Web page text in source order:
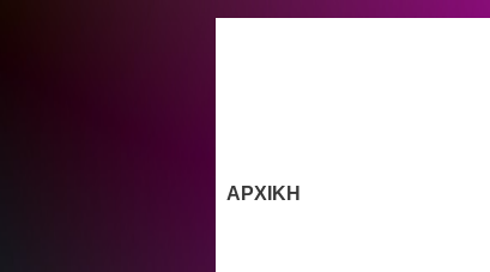
ΑΡΧΙΚΗ